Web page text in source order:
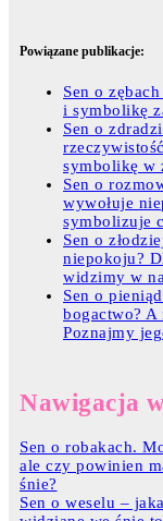
Powiązane publikacje:
Sen o
i symbolikę
Sen o
symbolikę w
Sen o
wywołuje
symbolizuje
Sen o
niepokoju?
widzimy w
Sen o
bogactwo? A
Poznajmy
Nawigacja
Sen o robakach.
ale czy powinien
śnie?
Sen o weselu –